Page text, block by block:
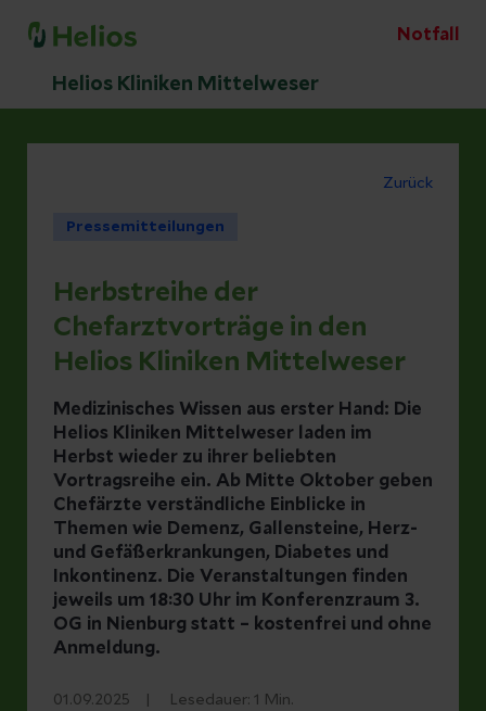
Notfall
Helios Kliniken Mittelweser
Zurück
Pressemitteilungen
Herbstreihe der
Chefarztvorträge in den
Helios Kliniken Mittelweser
Medizinisches Wissen aus erster Hand: Die
Helios Kliniken Mittelweser laden im
Herbst wieder zu ihrer beliebten
Vortragsreihe ein. Ab Mitte Oktober geben
Chefärzte verständliche Einblicke in
Themen wie Demenz, Gallensteine, Herz-
und Gefäßerkrankungen, Diabetes und
Inkontinenz. Die Veranstaltungen finden
jeweils um 18:30 Uhr im Konferenzraum 3.
OG in Nienburg statt – kostenfrei und ohne
Anmeldung.
01.09.2025 Lesedauer: 1 Min.